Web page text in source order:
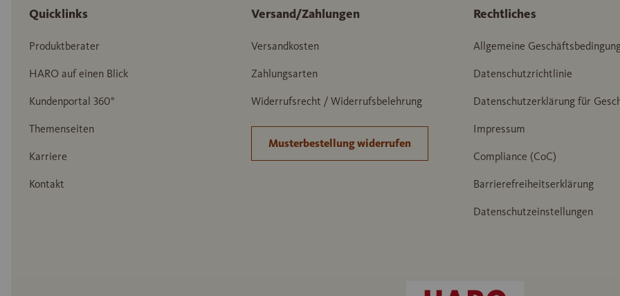
Quicklinks
Produktberater
HARO auf einen Blick
Kundenportal 360°
Themenseiten
Karriere
Kontakt
Versand/Zahlungen
Versandkosten
Zahlungsarten
Widerrufsrecht / Widerrufsbelehrung
Musterbestellung widerrufen
Rechtliches
Allgemeine
Datenschutzrichtlinie
Datenschutzerklärung für
Impressum
Compliance (CoC)
Barrierefreiheitserklärung
Datenschutzeinstellungen